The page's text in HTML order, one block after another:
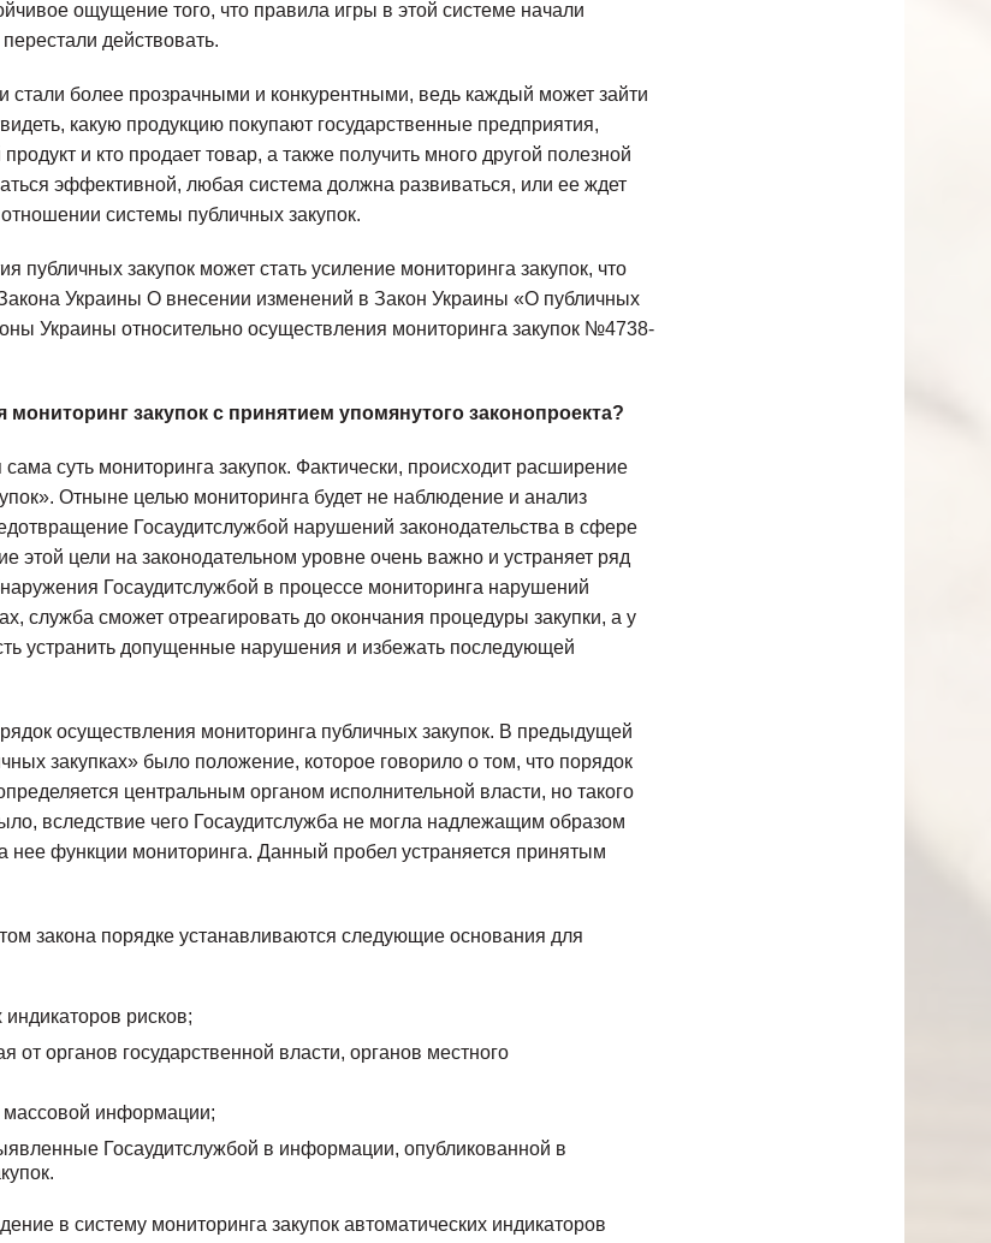
ощущение того, что правила игры в этой системе начали
действовать.
стали более прозрачными и конкурентными, ведь каждый может зайти
какую продукцию покупают государственные предприятия,
продукт и кто продает товар, а также получить много другой полезной
эффективной, любая система должна развиваться, или ее ждет
системы публичных закупок.
публичных закупок может стать усиление мониторинга закупок, что
Украины О внесении изменений в Закон Украины «О публичных
Украины относительно осуществления мониторинга закупок №4738-
мониторинг закупок с принятием упомянутого законопроекта?
суть мониторинга закупок. Фактически, происходит расширение
Отныне целью мониторинга будет не наблюдение и анализ
Госаудитслужбой нарушений законодательства в сфере
этой цели на законодательном уровне очень важно и устраняет ряд
Госаудитслужбой в процессе мониторинга нарушений
служба сможет отреагировать до окончания процедуры закупки, а у
устранить допущенные нарушения и избежать последующей
осуществления мониторинга публичных закупок. В предыдущей
закупках» было положение, которое говорило о том, что порядок
центральным органом исполнительной власти, но такого
вследствие чего Госаудитслужба не могла надлежащим образом
нее функции мониторинга. Данный пробел устраняется принятым
закона порядке устанавливаются следующие основания для
рисков;
от органов государственной власти, органов местного
массовой информации;
Госаудитслужбой в информации, опубликованной в
в систему мониторинга закупок автоматических индикаторов